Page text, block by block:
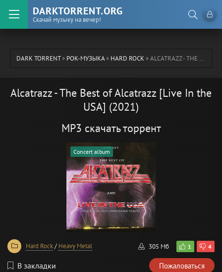
DARKTORRENT.ORG
Скачай музыку на вечер!
DARK TORRENT» РОК-МУЗЫКА» HARD ROCK» ALCATRAZZ - THE BEST OF ALCATRAZZ [LIVE IN THE USA] (2021)
Alcatrazz - The Best of Alcatrazz [Live In the
USA] (2021)
MP3 скачать торрент
Concert album
Hard Rock/ Heavy Metal 305 Мб 1 4
В закладки Пожаловаться